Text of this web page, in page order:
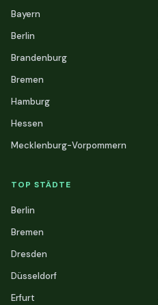
Bayern
Berlin
Brandenburg
Bremen
Hamburg
Hessen
Mecklenburg-Vorpommern
TOP STÄDTE
Berlin
Bremen
Dresden
Düsseldorf
Erfurt